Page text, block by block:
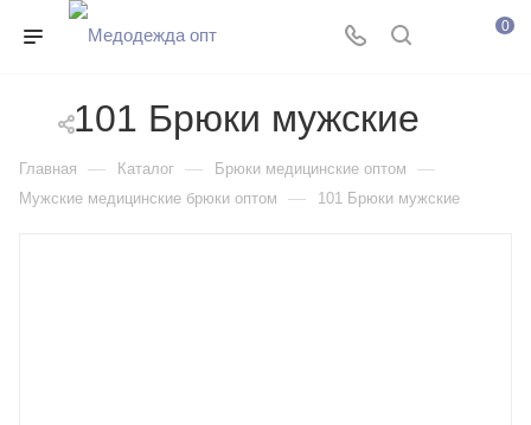
0
101 Брюки мужские
Главная — Каталог — Брюки медицинские оптом —
Мужские медицинские брюки оптом — 101 Брюки мужские